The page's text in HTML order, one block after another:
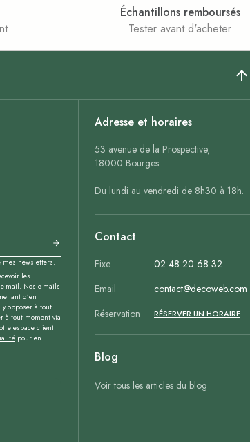
Échantillons remboursés
Tester avant d'acheter
newsletters.
les
mail. Nos e-mails
d’en
y opposer à tout
à tout moment via
espace client.
pour en
Adresse et horaires
53 avenue de la Prospective,
18000 Bourges
Du lundi au vendredi de 8h30 à 18h.
Contact
Fixe
02 48 20 68 32
Email
contact@decoweb.com
Réservation
RÉSERVER UN HORAIRE
Blog
Voir tous les articles du blog